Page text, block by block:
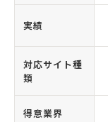
実績
対応サイト種
類
得意業界